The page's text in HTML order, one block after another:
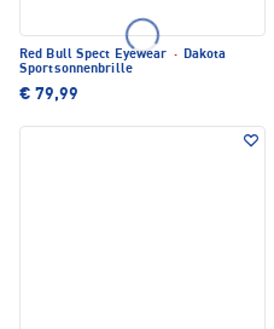
Red Bull Spect Eyewear · Dakota
Sportsonnenbrille
€ 79,99